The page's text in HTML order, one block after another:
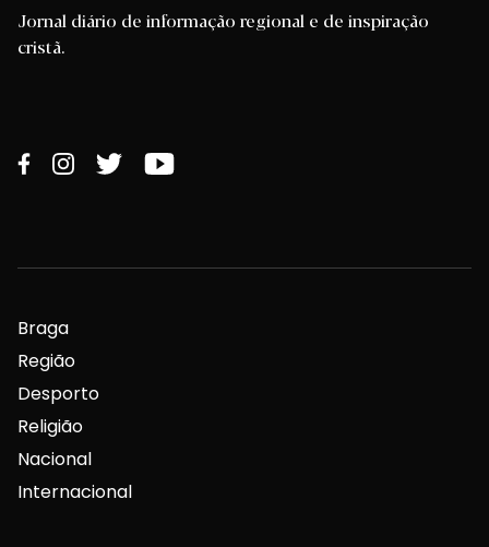
Jornal diário de informação regional e de inspiração
cristã.
Braga
Região
Desporto
Religião
Nacional
Internacional